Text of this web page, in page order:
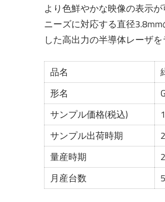
より色鮮やかな映像の表示
ニーズに対応する直径
した高出力の半導体レーザ
品名
形名
サンプル価格(税込)
サンプル出荷時期
量産時期
月産台数